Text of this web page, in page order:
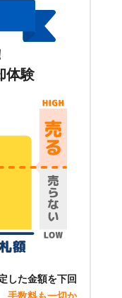
体験
した金額を下回
手数料も一切か